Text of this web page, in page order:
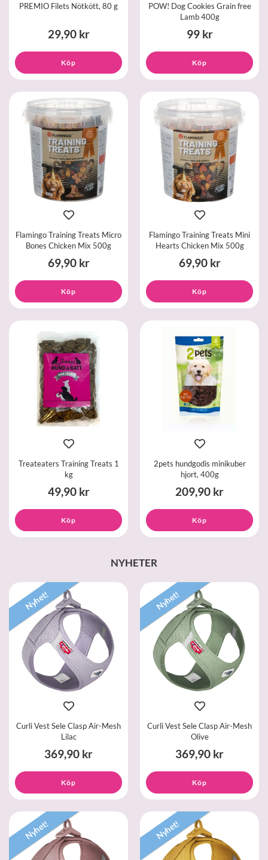
PREMIO Filets Nötkött, 80 g
29,90 kr
Köp
POW! Dog Cookies Grain free
Lamb 400g
99 kr
Köp
Flamingo Training Treats Micro
Bones Chicken Mix 500g
69,90 kr
Köp
Flamingo Training Treats Mini
Hearts Chicken Mix 500g
69,90 kr
Köp
Treateaters Training Treats 1
kg
49,90 kr
Köp
2pets hundgodis minikuber
hjort, 400g
209,90 kr
Köp
NYHETER
Nyhet!
Curli Vest Sele Clasp Air-Mesh
Lilac
369,90 kr
Köp
Nyhet!
Curli Vest Sele Clasp Air-Mesh
Olive
369,90 kr
Köp
Nyhet! Nyhet!